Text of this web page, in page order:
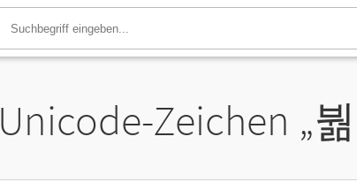
Unicode-Zeichen „붦